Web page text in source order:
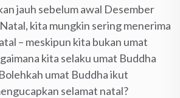
jauh sebelum awal Desember
kita mungkin sering menerima
– meskipun kita bukan umat
kita selaku umat Buddha
umat Buddha ikut
selamat natal?